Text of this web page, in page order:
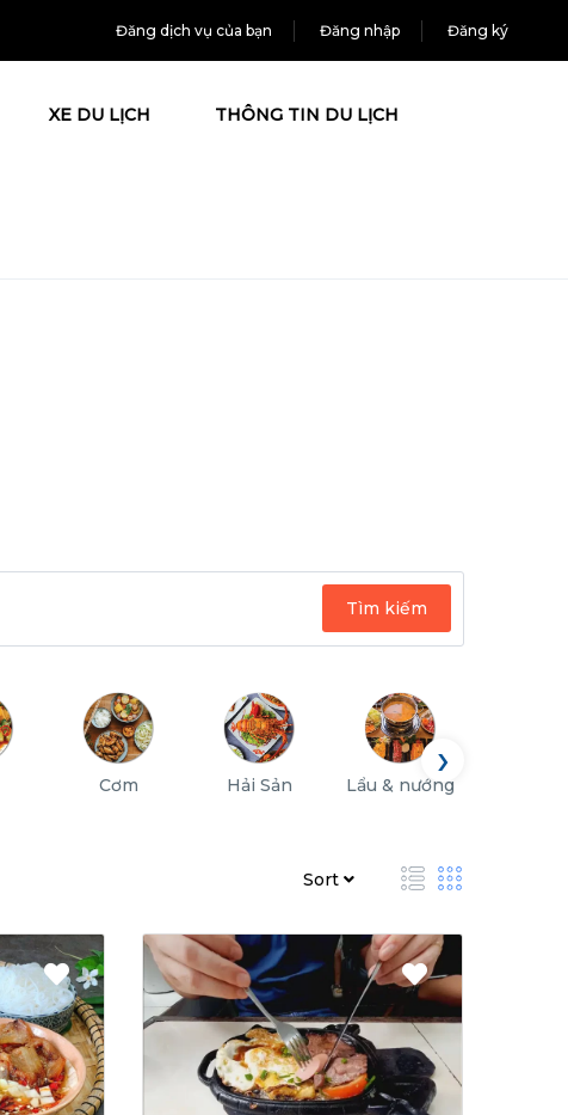
Đăng dịch vụ của bạn Đăng nhập Đăng ký
XE DU LỊCH THÔNG TIN DU LỊCH
Tìm kiếm
Cơm Hải Sản Lẩu & nướng
›
Sort